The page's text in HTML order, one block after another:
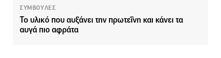
ΣΥΜΒΟΥΛΕΣ
Το υλικό που αυξάνει την πρωτεΐνη και κάνει τα
αυγά πιο αφράτα